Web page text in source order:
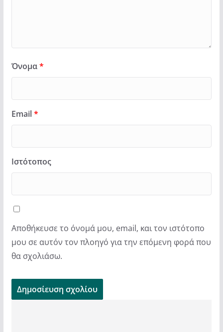
Όνομα*
Email*
Ιστότοπος
Αποθήκευσε το όνομά μου, email, και τον ιστότοπο
μου σε αυτόν τον πλοηγό για την επόμενη φορά που
θα σχολιάσω.